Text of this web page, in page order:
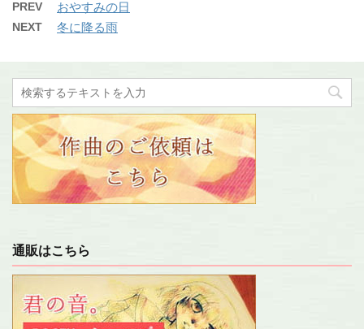
PREV おやすみの日
NEXT 冬に降る雨
通販はこちら